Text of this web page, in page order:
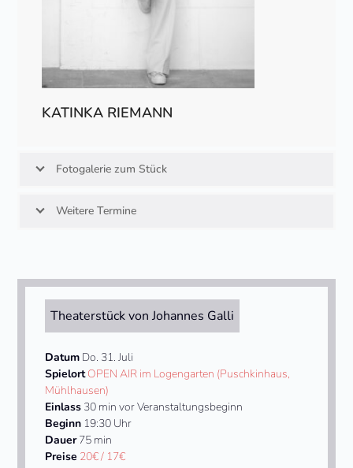
KATINKA RIEMANN
Fotogalerie zum Stück
Weitere Termine
Theaterstück von Johannes Galli
Datum Do. 31. Juli
SpielortOPEN AIR im Logengarten (Puschkinhaus,
Mühlhausen)
Einlass 30 min vor Veranstaltungsbeginn
Beginn 19:30 Uhr
Dauer75 min
Preise 20€ / 17€